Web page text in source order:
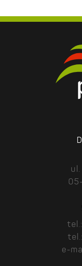
tel.:
tel.:
e-